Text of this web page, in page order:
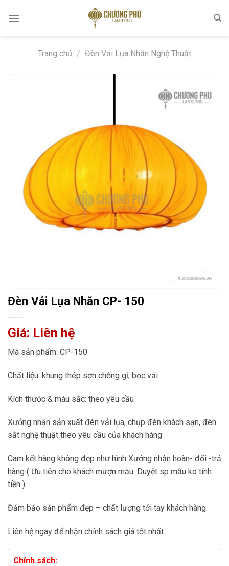
Trang chủ / Đèn Vải Lụa Nhăn Nghệ Thuật
Đèn Vải Lụa Nhăn CP- 150
Giá: Liên hệ
Mã sản phẩm: CP-150
Chất liệu: khung thép sơn chống gỉ, bọc vải
Kích thước & màu sắc: theo yêu cầu
Xưởng nhận sản xuất đèn vải lụa, chụp đèn khách sạn, đèn
sắt nghệ thuật theo yêu cầu của khách hàng
Cam kết hàng không đẹp như hình Xưởng nhận hoàn- đổi -trả
hàng ( Ưu tiên cho khách mượn mẫu. Duyệt sp mẫu ko tính
tiền )
Đảm bảo sản phẩm đẹp – chất lượng tới tay khách hàng.
Liên hệ ngay để nhận chính sách giá tốt nhất
Chính sách: